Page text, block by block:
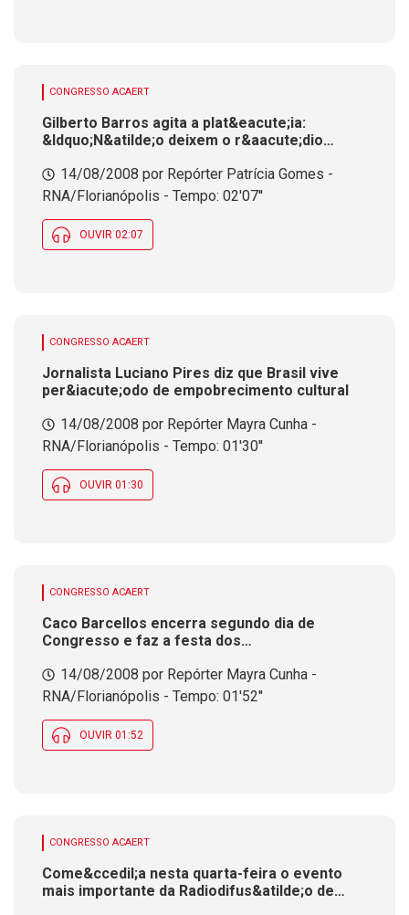
CONGRESSO ACAERT
Gilberto Barros agita a plat&eacute;ia:
&ldquo;N&atilde;o deixem o r&aacute;dio
14/08/2008 por Repórter Patrícia Gomes -
RNA/Florianópolis - Tempo: 02'07''
OUVIR 02:07
CONGRESSO ACAERT
Jornalista Luciano Pires diz que Brasil vive
per&iacute;odo de empobrecimento cultural
14/08/2008 por Repórter Mayra Cunha -
RNA/Florianópolis - Tempo: 01'30''
OUVIR 01:30
CONGRESSO ACAERT
Caco Barcellos encerra segundo dia de
Congresso e faz a festa dos
14/08/2008 por Repórter Mayra Cunha -
RNA/Florianópolis - Tempo: 01'52''
OUVIR 01:52
CONGRESSO ACAERT
Come&ccedil;a nesta quarta-feira o evento
mais importante da Radiodifus&atilde;o de